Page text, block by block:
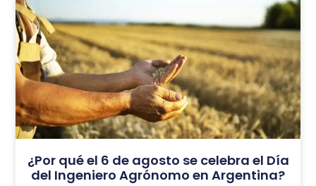
¿Por qué el 6 de agosto se celebra el Día
del Ingeniero Agrónomo en Argentina?